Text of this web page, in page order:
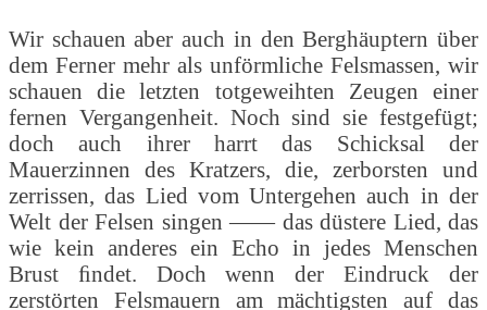
Wir schauen aber auch in den Berghäuptern über
dem Ferner mehr als unförmliche Felsmassen, wir
schauen die letzten totgeweihten Zeugen einer
fernen Vergangenheit. Noch sind sie festgefügt;
doch auch ihrer harrt das Schicksal der
Mauerzinnen des Kratzers, die, zerborsten und
zerrissen, das Lied vom Untergehen auch in der
Welt der Felsen singen —— das düstere Lied, das
wie kein anderes ein Echo in jedes Menschen
Brust ﬁndet. Doch wenn der Eindruck der
zerstörten Felsmauern am mächtigsten auf das